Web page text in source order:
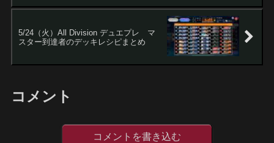
5/24（火）All Division デュエプレ マ
スター到達者のデッキレシピまとめ
コメント
コメントを書き込む